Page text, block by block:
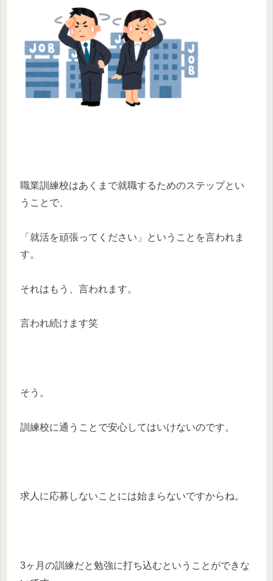
職業訓練校はあくまで就職するためのステップとい
うことで、
「就活を頑張ってください」ということを言われま
す。
それはもう、言われます。
言われ続けます笑
そう。
訓練校に通うことで安心してはいけないのです。
求人に応募しないことには始まらないですからね。
3ヶ月の訓練だと勉強に打ち込むということができな